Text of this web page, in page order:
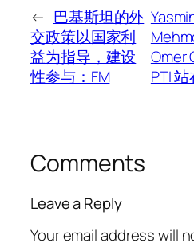
← 巴基斯坦的外
交政策以国家利
益为指导，建设
性参与：FM
Omer
PTI
Comments
Leave a Reply
Your email address will